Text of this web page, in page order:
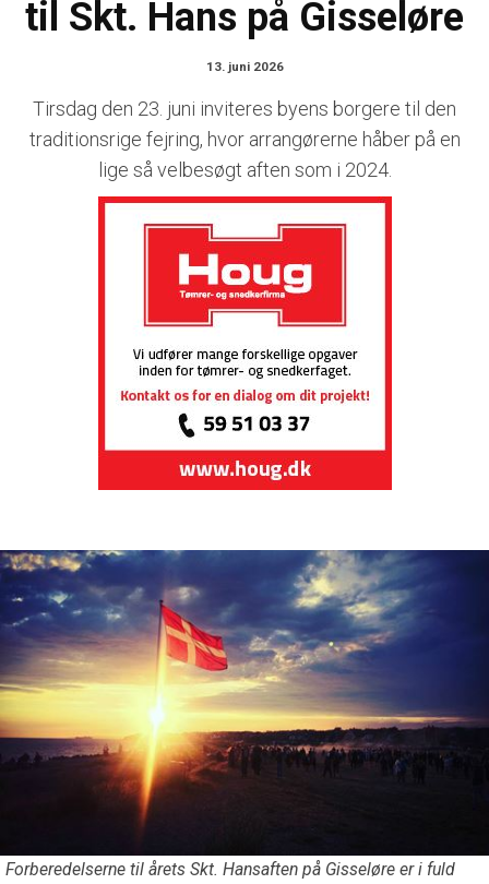
til Skt. Hans på Gisseløre
13. juni 2026
Tirsdag den 23. juni inviteres byens borgere til den
traditionsrige fejring, hvor arrangørerne håber på en
lige så velbesøgt aften som i 2024.
Forberedelserne til årets Skt. Hansaften på Gisseløre er i fuld